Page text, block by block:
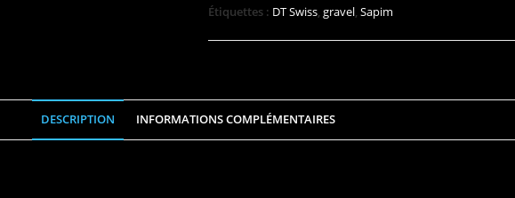
Étiquettes : DT Swiss,gravel,Sapim
DESCRIPTION INFORMATIONS COMPLÉMENTAIRES